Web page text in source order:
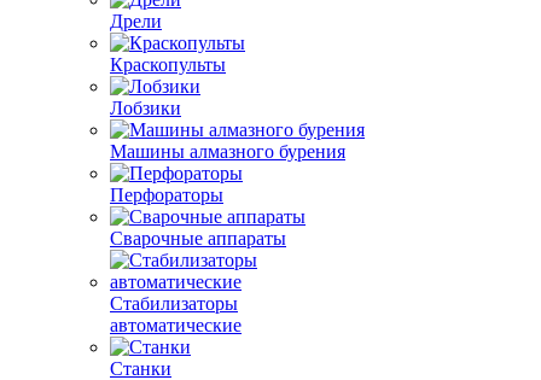
Дрели
Краскопульты
Лобзики
Машины алмазного бурения
Перфораторы
Сварочные аппараты
Стабилизаторы
автоматические
Станки